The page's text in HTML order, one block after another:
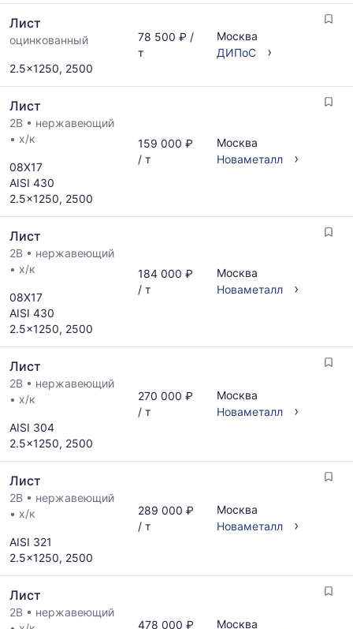
Лист
оцинкованный
2.5x1250, 2500
78 500 ₽ /
т
Москва
ДИПоС
›
Лист
2B • нержавеющий
• х/к
08Х17
AISI 430
2.5x1250, 2500
159 000 ₽
/ т
Москва
Новаметалл
›
Лист
2B • нержавеющий
• х/к
08Х17
AISI 430
2.5x1250, 2500
184 000 ₽
/ т
Москва
Новаметалл
›
Лист
2B • нержавеющий
• х/к
AISI 304
2.5x1250, 2500
270 000 ₽
/ т
Москва
Новаметалл
›
Лист
2B • нержавеющий
• х/к
AISI 321
2.5x1250, 2500
289 000 ₽
/ т
Москва
Новаметалл
›
Лист
2B • нержавеющий
478 000 ₽
Москва